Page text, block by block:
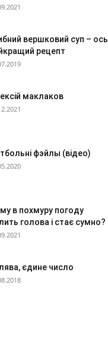
вершковий суп – ось
рецепт
маклаков
фэйлы (відео)
в похмуру погоду
голова і стає сумно?
єдине число